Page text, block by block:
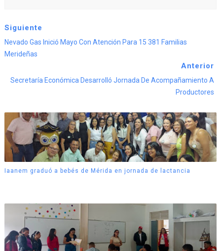
Siguiente
Nevado Gas Inició Mayo Con Atención Para 15 381 Familias
Merideñas
Anterior
Secretaría Económica Desarrolló Jornada De Acompañamiento A
Productores
Iaanem graduó a bebés de Mérida en jornada de lactancia